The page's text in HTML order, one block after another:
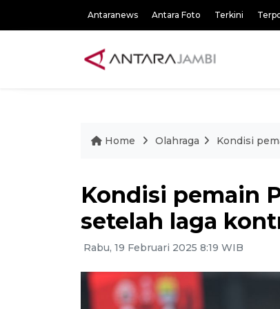
Antaranews Antara Foto Terkini
Home Olahraga Kondisi
Kondisi pemain
setelah laga
Rabu, 19 Februari 2025 8:19 WIB